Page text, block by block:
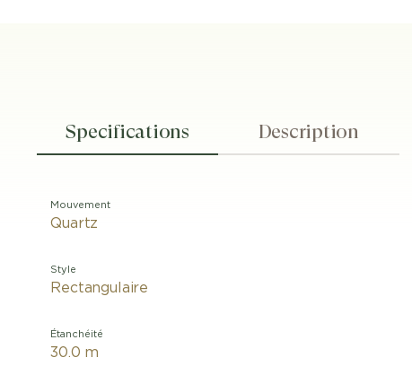
Specifications Description
Mouvement
Quartz
Style
Rectangulaire
Étanchéité
30.0 m